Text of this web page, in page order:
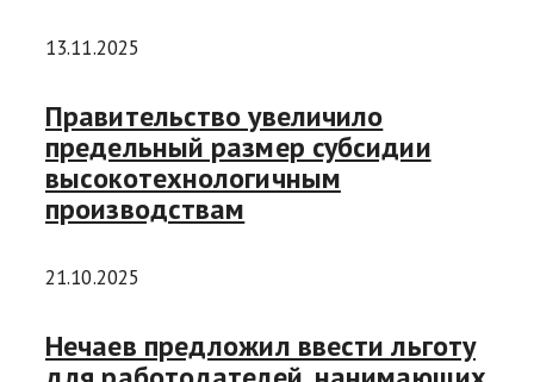
13.11.2025
Правительство увеличило
предельный размер субсидии
высокотехнологичным
производствам
21.10.2025
Нечаев предложил ввести льготу